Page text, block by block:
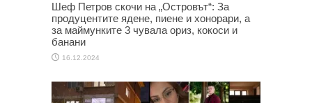
Шеф Петров скочи на „Островът“: За
продуцентите ядене, пиене и хонорари, а
за маймунките 3 чувала ориз, кокоси и
банани
16.12.2024